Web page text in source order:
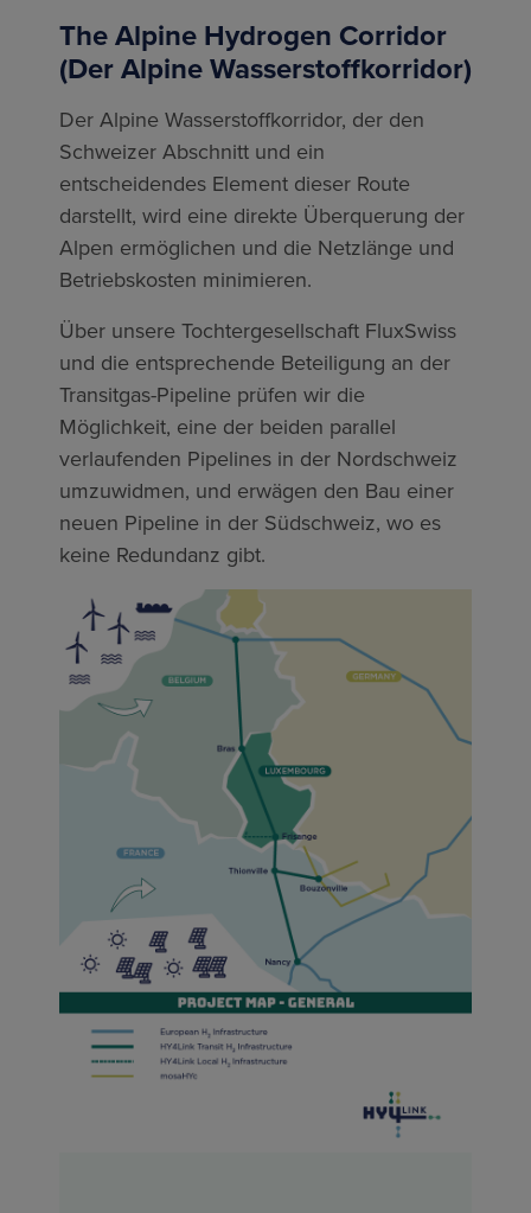
The Alpine Hydrogen Corridor
(Der Alpine Wasserstoffkorridor)
Der Alpine Wasserstoffkorridor, der den
Schweizer Abschnitt und ein
entscheidendes Element dieser Route
darstellt, wird eine direkte Überquerung der
Alpen ermöglichen und die Netzlänge und
Betriebskosten minimieren.
Über unsere Tochtergesellschaft FluxSwiss
und die entsprechende Beteiligung an der
Transitgas-Pipeline prüfen wir die
Möglichkeit, eine der beiden parallel
verlaufenden Pipelines in der Nordschweiz
umzuwidmen, und erwägen den Bau einer
neuen Pipeline in der Südschweiz, wo es
keine Redundanz gibt.